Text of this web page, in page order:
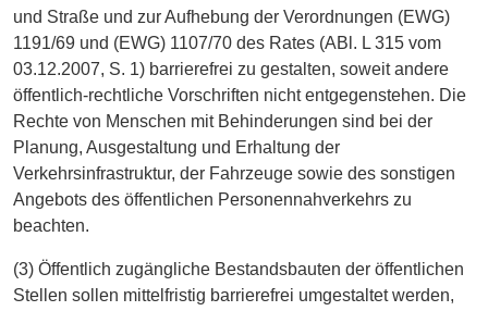
und Straße und zur Aufhebung der Verordnungen (EWG)
1191/69 und (EWG) 1107/70 des Rates (ABl. L 315 vom
03.12.2007, S. 1) barrierefrei zu gestalten, soweit andere
öffentlich-rechtliche Vorschriften nicht entgegenstehen. Die
Rechte von Menschen mit Behinderungen sind bei der
Planung, Ausgestaltung und Erhaltung der
Verkehrsinfrastruktur, der Fahrzeuge sowie des sonstigen
Angebots des öffentlichen Personennahverkehrs zu
beachten.
(3) Öffentlich zugängliche Bestandsbauten der öffentlichen
Stellen sollen mittelfristig barrierefrei umgestaltet werden,